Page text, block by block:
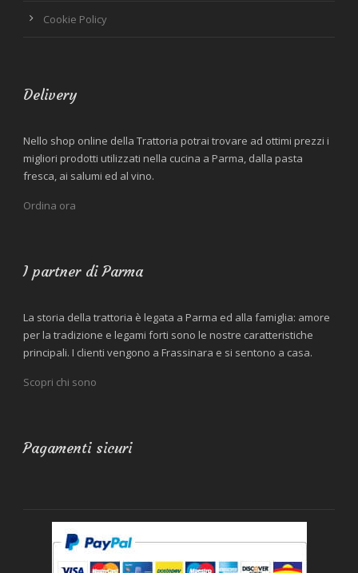
Cookie Policy
Delivery
Nello shop online della Trattoria potrai trovare ad ottimi prezzi i
migliori prodotti utilizzati nella cucina a Parma, dalla pasta
fresca, ai salumi ed al vino.
Ordina ora
I partner di Parma
La storia della trattoria è legata a Parma ed alla famiglia: amore
per la tradizione e legami forti sono le nostre caratteristiche
principali. I clienti vengono a Frassinara e si sentono a casa.
Scopri chi sono
Pagamenti sicuri